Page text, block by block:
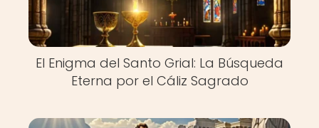
El Enigma del Santo Grial: La Búsqueda
Eterna por el Cáliz Sagrado